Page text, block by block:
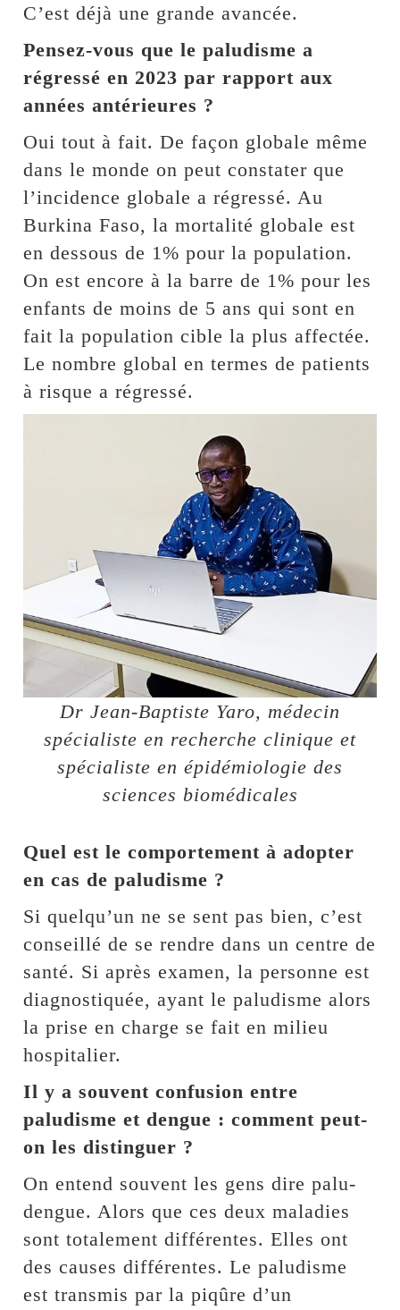
C’est déjà une grande avancée.
Pensez-vous que le paludisme a
régressé en 2023 par rapport aux
années antérieures ?
Oui tout à fait. De façon globale même
dans le monde on peut constater que
l’incidence globale a régressé. Au
Burkina Faso, la mortalité globale est
en dessous de 1% pour la population.
On est encore à la barre de 1% pour les
enfants de moins de 5 ans qui sont en
fait la population cible la plus affectée.
Le nombre global en termes de patients
à risque a régressé.
Dr Jean-Baptiste Yaro, médecin
spécialiste en recherche clinique et
spécialiste en épidémiologie des
sciences biomédicales
Quel est le comportement à adopter
en cas de paludisme ?
Si quelqu’un ne se sent pas bien, c’est
conseillé de se rendre dans un centre de
santé. Si après examen, la personne est
diagnostiquée, ayant le paludisme alors
la prise en charge se fait en milieu
hospitalier.
Il y a souvent confusion entre
paludisme et dengue : comment peut-
on les distinguer ?
On entend souvent les gens dire palu-
dengue. Alors que ces deux maladies
sont totalement différentes. Elles ont
des causes différentes. Le paludisme
est transmis par la piqûre d’un